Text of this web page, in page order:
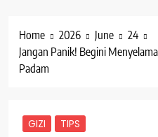
Home 2026 June
24
Jangan Panik! Begini
Padam
GIZI TIPS